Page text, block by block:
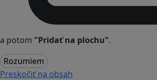
a potom "Pridať na plochu".
Rozumiem
Preskočiť na obsah